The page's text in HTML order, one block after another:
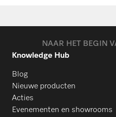
NAAR HET BEGIN
Knowledge Hub
Blog
Nieuwe producten
Acties
Evenementen en showrooms